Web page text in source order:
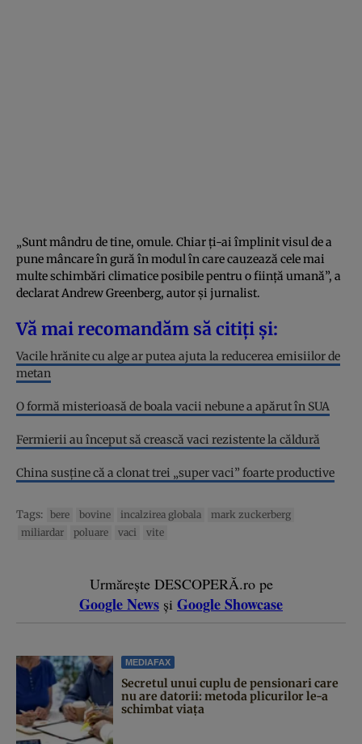
„Sunt mândru de tine, omule. Chiar ți-ai împlinit visul de a
pune mâncare în gură în modul în care cauzează cele mai
multe schimbări climatice posibile pentru o ființă umană”, a
declarat Andrew Greenberg, autor și jurnalist.
Vă mai recomandăm să citiți și:
Vacile hrănite cu alge ar putea ajuta la reducerea emisiilor de
metan
O formă misterioasă de boala vacii nebune a apărut în SUA
Fermierii au început să crească vaci rezistente la căldură
China susține că a clonat trei „super vaci” foarte productive
Tags: bere bovine incalzirea globala
mark zuckerberg
miliardar
poluare vaci vite
Urmărește DESCOPERĂ.ro pe
Google News și Google Showcase
MEDIAFAX
Secretul unui cuplu de pensionari care
nu are datorii: metoda plicurilor le-a
schimbat viața